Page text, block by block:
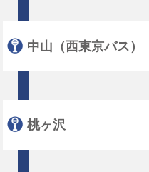
中山（西東京バス）
桃ヶ沢